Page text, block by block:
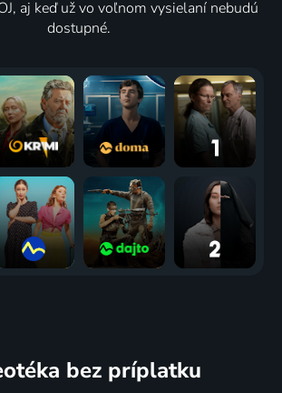
aj keď už vo voľnom vysielaní nebudú
dostupné.
bez príplatku